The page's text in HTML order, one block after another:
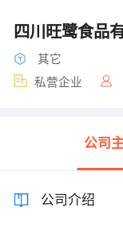
四川旺鹭食品
其它
私营企业
公司
公司介绍